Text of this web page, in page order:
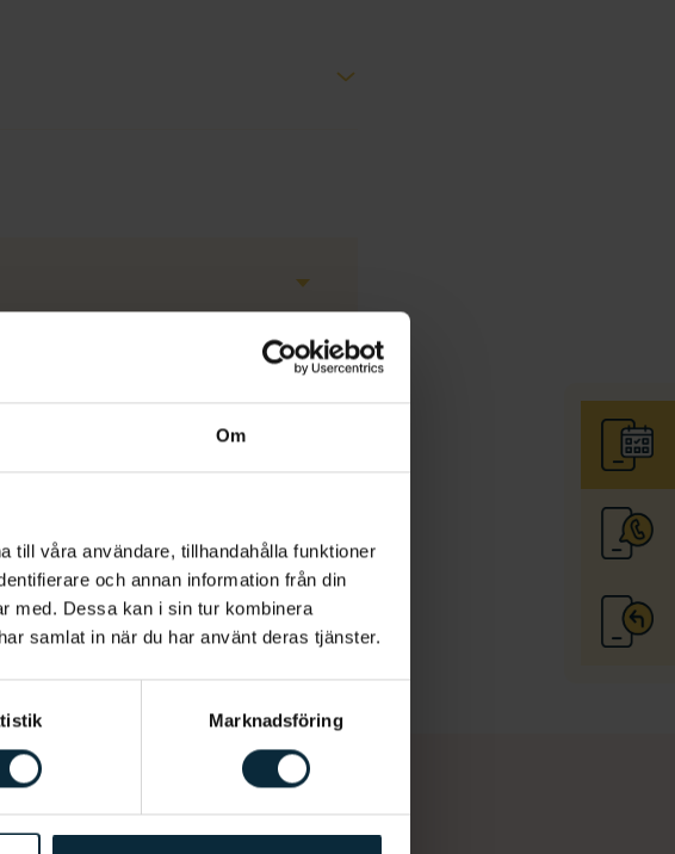
Om
till våra användare, tillhandahålla funktioner
och annan information från din
med. Dessa kan i sin tur kombinera
samlat in när du har använt deras tjänster.
Marknadsföring